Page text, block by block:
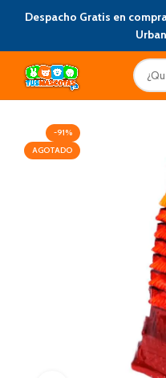
Despacho Gratis en
-91%
AGOTADO